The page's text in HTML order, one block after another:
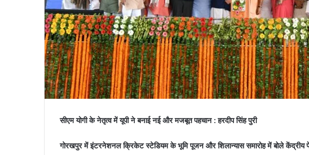
सीएम योगी के नेतृत्व में यूपी ने बनाई नई और मजबूत पहचान : हरदीप सिंह पुरी
गोरखपुर में इंटरनेशनल क्रिकेट स्टेडियम के भूमि पूजन और शिलान्यास समारोह में बोले केंद्रीय